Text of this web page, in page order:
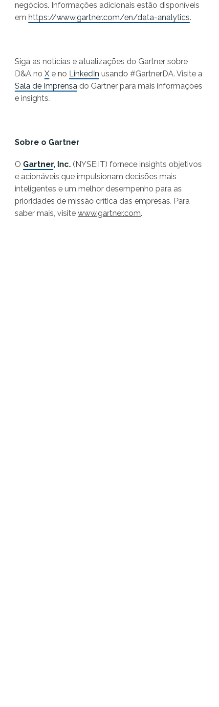
negócios. Informações adicionais estão disponíveis
em https://www.gartner.com/en/data-analytics.
Siga as notícias e atualizações do Gartner sobre
D&A no X e no LinkedIn usando #GartnerDA. Visite a
Sala de Imprensa do Gartner para mais informações
e insights.
Sobre o Gartner
O Gartner, Inc. (NYSE:IT) fornece insights objetivos
e acionáveis que impulsionam decisões mais
inteligentes e um melhor desempenho para as
prioridades de missão crítica das empresas. Para
saber mais, visite www.gartner.com.